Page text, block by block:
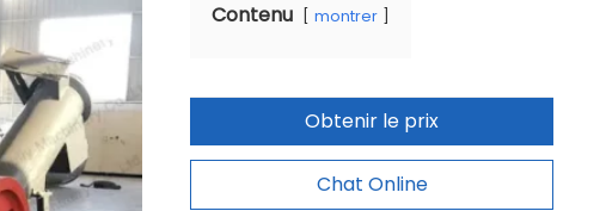
Contenu montrer
Obtenir le prix
Chat Online